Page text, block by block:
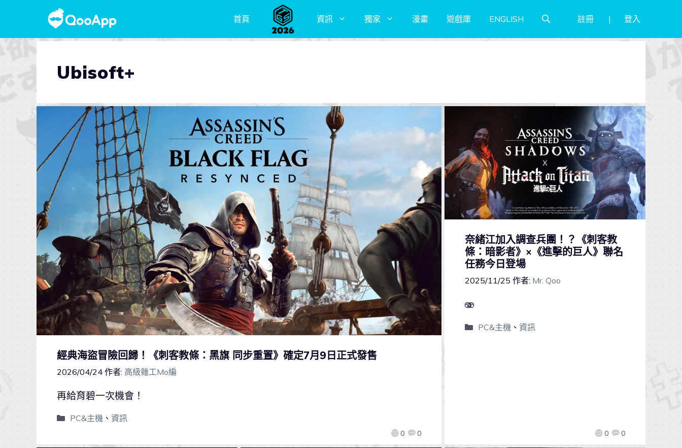
首頁 資訊 獨家 漫畫 遊戲庫 ENGLISH 註冊 登入
Ubisoft+
經典海盜冒險回歸！《刺客教條：黑旗 同步重置》確定7月9日正式發售
2026/04/24 作者: 高級雜工Mo編
0 0
再給育碧一次機會！
PC&主機 、 資訊
奈緒江加入調查兵團！？《刺客教
條：暗影者》×《進擊的巨人》聯名
任務今日登場
2025/11/25 作者: Mr. Qoo
0 0
🫨
PC&主機 、 資訊